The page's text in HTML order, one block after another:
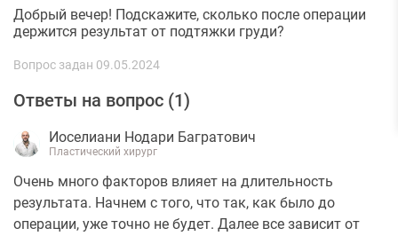
Добрый вечер! Подскажите, сколько после операции
держится результат от подтяжки груди?
Вопрос задан 09.05.2024
Ответы на вопрос (1)
Иоселиани Нодари Багратович
Пластический хирург
Очень много факторов влияет на длительность
результата. Начнем с того, что так, как было до
операции, уже точно не будет. Далее все зависит от